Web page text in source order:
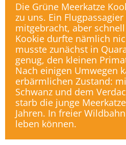
Die Grüne Meerkatze
zu uns. Ein
mitgebracht, aber
Kookie durfte nämlich
musste zunächst in
genug, den kleinen
Nach einigen Umwegen
erbärmlichen Zustand:
Schwanz und dem
starb die junge
Jahren. In freier
leben können.